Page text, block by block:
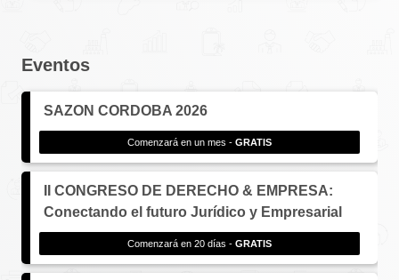
Eventos
SAZON CORDOBA 2026
Comenzará en un mes - GRATIS
II CONGRESO DE DERECHO & EMPRESA:
Conectando el futuro Jurídico y Empresarial
Comenzará en 20 días - GRATIS